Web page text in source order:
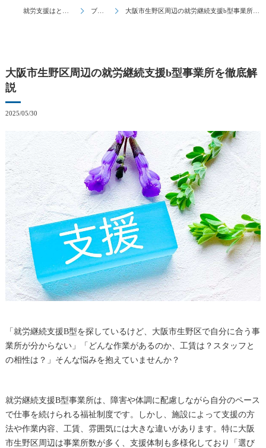
ブログ 大阪市生野区周辺の就労継続支援b型事業所を徹底解説
大阪市生野区周辺の就労継続支援b型事業所を徹底解
説
2025/05/30
「就労継続支援B型を探しているけど、大阪市生野区で自分に合う事
業所が分からない」「どんな作業があるのか、工賃は？スタッフと
の相性は？」そんな悩みを抱えていませんか？
就労継続支援B型事業所は、障害や体調に配慮しながら自分のペース
で仕事を続けられる福祉制度です。しかし、施設によって支援の方
法や作業内容、工賃、雰囲気には大きな違いがあります。特に大阪
市生野区周辺は事業所数が多く、支援体制も多様化しており「選び